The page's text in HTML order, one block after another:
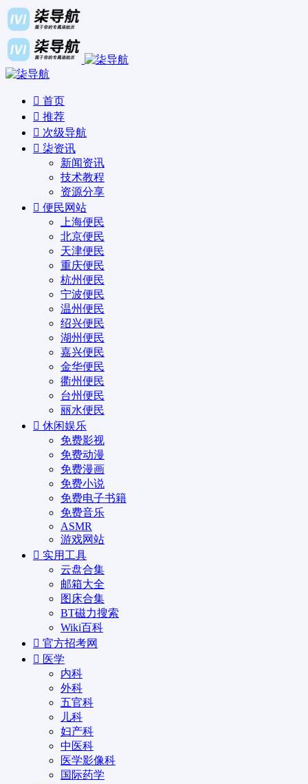
首页
推荐
次级导航
柒资讯
新闻资讯
技术教程
资源分享
便民网站
上海便民
北京便民
天津便民
重庆便民
杭州便民
宁波便民
温州便民
绍兴便民
湖州便民
嘉兴便民
金华便民
衢州便民
台州便民
丽水便民
休闲娱乐
免费影视
免费动漫
免费漫画
免费小说
免费电子书籍
免费音乐
ASMR
游戏网站
实用工具
云盘合集
邮箱大全
图床合集
BT磁力搜索
Wiki百科
官方招考网
医学
内科
外科
五官科
儿科
妇产科
中医科
医学影像科
国际药学